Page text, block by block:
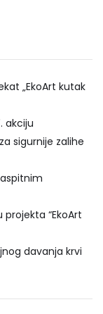
„EkoArt kutak
akciju
sigurnije zalihe
“EkoArt
davanja krvi